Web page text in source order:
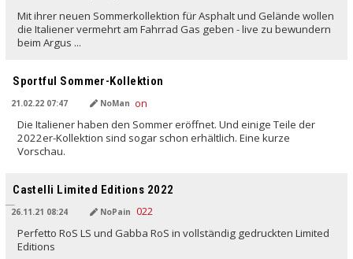
Mit ihrer neuen Sommerkollektion für Asphalt und Gelände wollen
die Italiener vermehrt am Fahrrad Gas geben - live zu bewundern
beim Argus ...
Sportful Sommer-Kollektion
21.02.22 07:47 NoMan
Die Italiener haben den Sommer eröffnet. Und einige Teile der
2022er-Kollektion sind sogar schon erhältlich. Eine kurze
Vorschau.
Castelli Limited Editions 2022
26.11.21 08:24 NoPain
Perfetto RoS LS und Gabba RoS in vollständig gedruckten Limited
Editions